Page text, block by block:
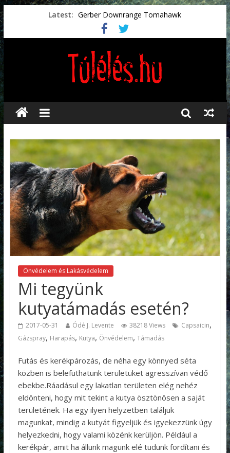
Latest: Gerber Downrange Tomahawk
Vészhelyzeti élelmiszerek
Svéd vészhelyzeti tájékoztató.
Vészhelyzetkezelés
Préselt törlőkendők
Önvédelem és Lakásvédelem
Mi tegyünk
kutyatámadás esetén?
2017-05-31 Ódé J. Levente 38218 Views Capsaicin,
Gázspray, Harapás, Kutya, Önvédelem, Támadás
Futás és kerékpározás, de néha egy könnyed séta
közben is belefuthatunk területüket agresszívan védő
ebekbe.Ráadásul egy lakatlan területen elég nehéz
eldönteni, hogy mit tekint a kutya ösztönösen a saját
területének. Ha egy ilyen helyzetben találjuk
magunkat, mindig a kutyát figyeljük és igyekezzünk úgy
helyezkedni, hogy valami közénk kerüljön. Például a
kerékpár, amit ha állunk magunk elé tudunk fordítani és